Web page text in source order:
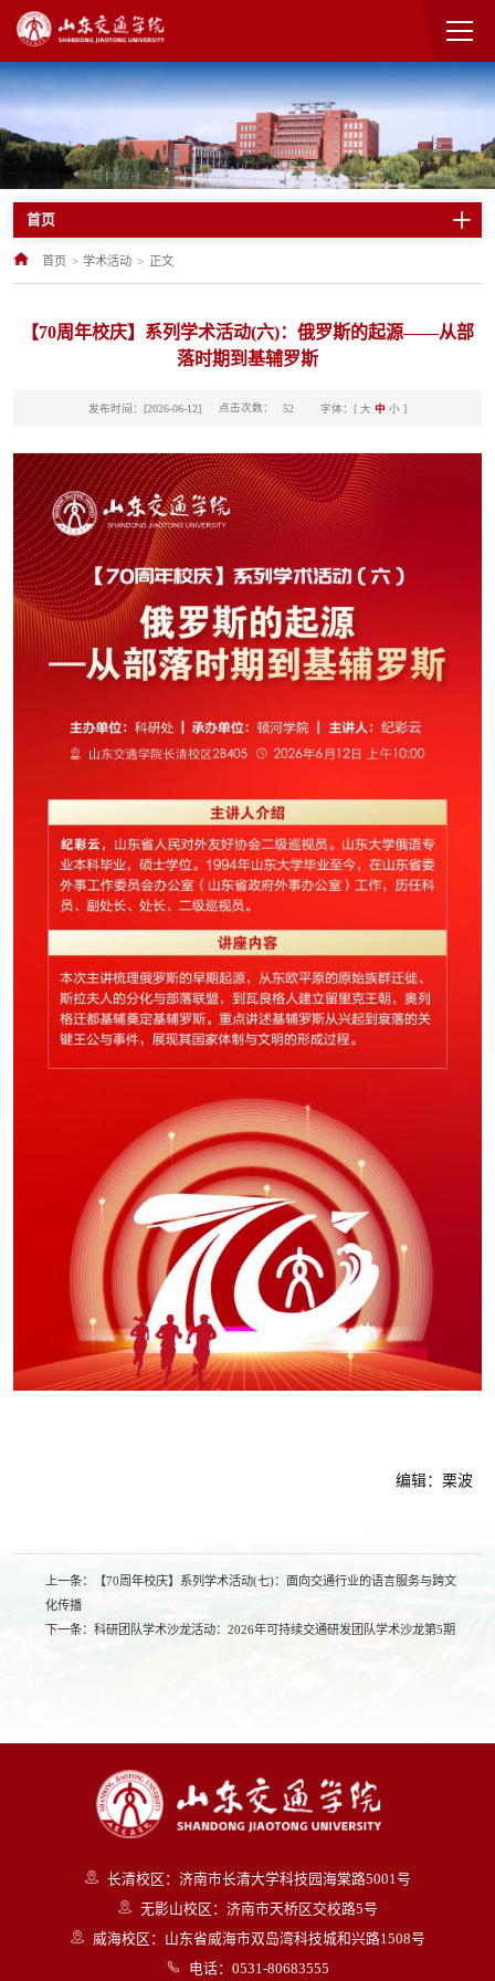
首页
首页 > 学术活动 > 正文
【70周年校庆】系列学术活动(六)：俄罗斯的起源——从部
落时期到基辅罗斯
发布时间：[2026-06-12] 点击次数： 52 字体：[ 大 中 小 ]
编辑：栗波
上一条：
【70周年校庆】系列学术活动(七)：面向交通行业的语言服务与跨文
化传播
下一条： 科研团队学术沙龙活动：2026年可持续交通研发团队学术沙龙第5期
长清校区：济南市长清大学科技园海棠路5001号
无影山校区：济南市天桥区交校路5号
威海校区：山东省威海市双岛湾科技城和兴路1508号
电话：0531-80683555